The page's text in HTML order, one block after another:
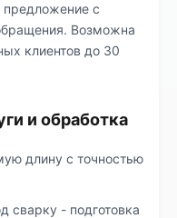
с
Возможна
клиентов до 30
и обработка
длину с точностью
сварку - подготовка